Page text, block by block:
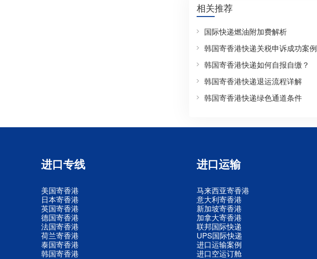
相关推荐
国际快递燃油附加费解析
韩国寄香港快递关税申诉成功案例
韩国寄香港快递如何自报自缴？
韩国寄香港快递退运流程详解
韩国寄香港快递绿色通道条件
进口专线
美国寄香港
日本寄香港
英国寄香港
德国寄香港
法国寄香港
荷兰寄香港
泰国寄香港
韩国寄香港
进口运输
马来西亚寄香港
意大利寄香港
新加坡寄香港
加拿大寄香港
联邦国际快递
UPS国际快递
进口运输案例
进口空运订舱